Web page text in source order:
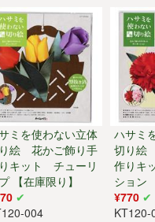
ミを使わない立体
絵 花かご飾り手
キット チューリ
【在庫限り】
004
ハサミ
切り絵
作りキ
ション
¥770
KT120-